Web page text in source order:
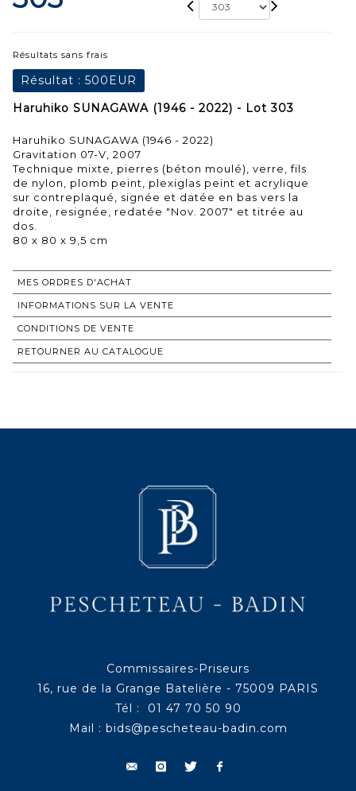
Résultats sans frais
Résultat : 500EUR
Haruhiko SUNAGAWA (1946 - 2022) - Lot 303
Haruhiko SUNAGAWA (1946 - 2022)
Gravitation 07-V, 2007
Technique mixte, pierres (béton moulé), verre, fils
de nylon, plomb peint, plexiglas peint et acrylique
sur contreplaqué, signée et datée en bas vers la
droite, resignée, redatée "Nov. 2007" et titrée au
dos.
MES ORDRES D'ACHAT
INFORMATIONS SUR LA VENTE
CONDITIONS DE VENTE
RETOURNER AU CATALOGUE
Commissaires-Priseurs
16, rue de la Grange Batelière - 75009 PARIS
Tél : 01 47 70 50 90
Mail : bids@pescheteau-badin.com